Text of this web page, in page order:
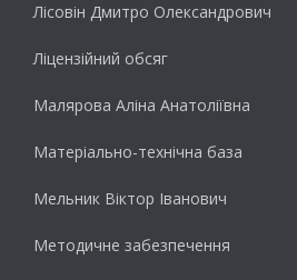
Лісовін Дмитро Олександрович
Ліцензійний обсяг
Малярова Аліна Анатоліївна
Матеріально-технічна база
Мельник Віктор Іванович
Методичне забезпечення